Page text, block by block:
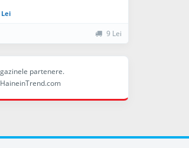
Lei
9 Lei
partenere.